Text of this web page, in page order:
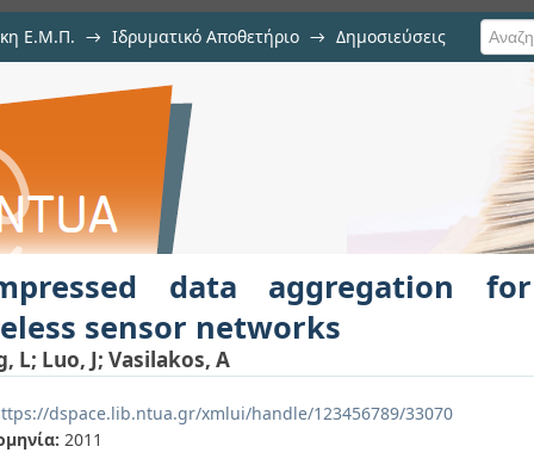
Ε.Μ.Π. → Ιδρυματικό Αποθετήριο → Δημοσιεύσεις
for energy efficient
data aggregation
sensor networks
L; Luo, J; Vasilakos, A
dspace.lib.ntua.gr/xmlui/handle/123456789/33070
2011